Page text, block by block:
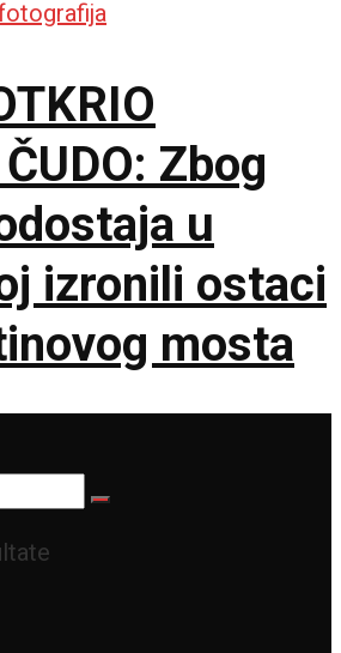
Zbog
u
izronili ostaci
mosta